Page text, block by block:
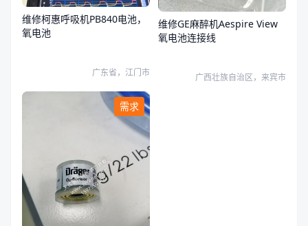
维修柯惠呼吸机PB840电池，
氧电池
广东省，江门市
维修GE麻醉机Aespire View
氧电池连接线
广西壮族自治区，来宾市
需求